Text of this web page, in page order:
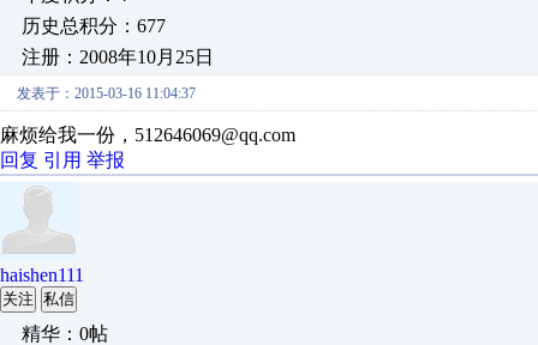
历史总积分：677
注册：2008年10月25日
发表于：2015-03-16 11:04:37
麻烦给我一份，512646069@qq.com
回复 引用 举报
haishen111
关注 私信
精华：0帖